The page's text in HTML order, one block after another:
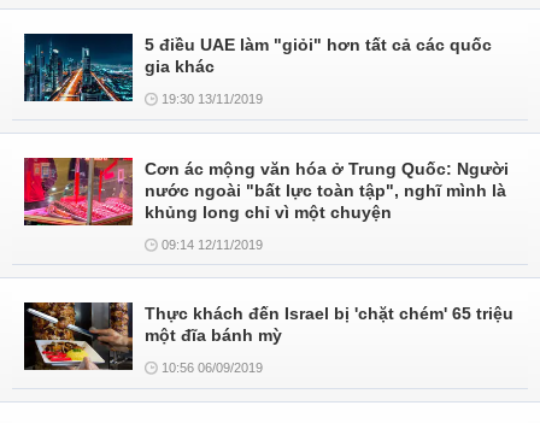
5 điều UAE làm "giỏi" hơn tất cả các quốc
gia khác
19:30 13/11/2019
Cơn ác mộng văn hóa ở Trung Quốc: Người
nước ngoài "bất lực toàn tập", nghĩ mình là
khủng long chỉ vì một chuyện
09:14 12/11/2019
Thực khách đến Israel bị 'chặt chém' 65 triệu
một đĩa bánh mỳ
10:56 06/09/2019